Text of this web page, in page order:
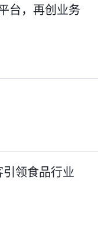
台，再创业务
领食品行业